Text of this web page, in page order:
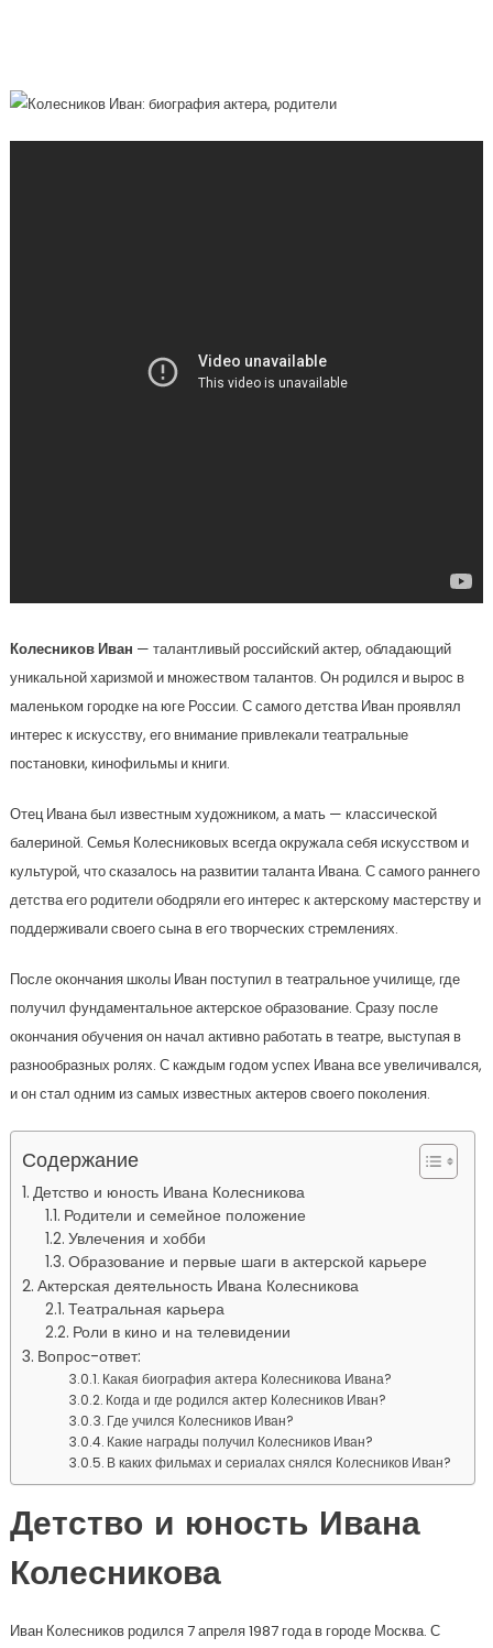
Колесников Иван — талантливый российский актер, обладающий
уникальной харизмой и множеством талантов. Он родился и вырос в
маленьком городке на юге России. С самого детства Иван проявлял
интерес к искусству, его внимание привлекали театральные
постановки, кинофильмы и книги.
Отец Ивана был известным художником, а мать — классической
балериной. Семья Колесниковых всегда окружала себя искусством и
культурой, что сказалось на развитии таланта Ивана. С самого раннего
детства его родители ободряли его интерес к актерскому мастерству и
поддерживали своего сына в его творческих стремлениях.
После окончания школы Иван поступил в театральное училище, где
получил фундаментальное актерское образование. Сразу после
окончания обучения он начал активно работать в театре, выступая в
разнообразных ролях. С каждым годом успех Ивана все увеличивался,
и он стал одним из самых известных актеров своего поколения.
Содержание
Детство и юность Ивана Колесникова
Родители и семейное положение
Увлечения и хобби
Образование и первые шаги в актерской карьере
Актерская деятельность Ивана Колесникова
Театральная карьера
Роли в кино и на телевидении
Вопрос-ответ:
Какая биография актера Колесникова Ивана?
Когда и где родился актер Колесников Иван?
Где учился Колесников Иван?
Какие награды получил Колесников Иван?
В каких фильмах и сериалах снялся Колесников Иван?
Детство и юность Ивана
Колесникова
Иван Колесников родился 7 апреля 1987 года в городе Москва. С